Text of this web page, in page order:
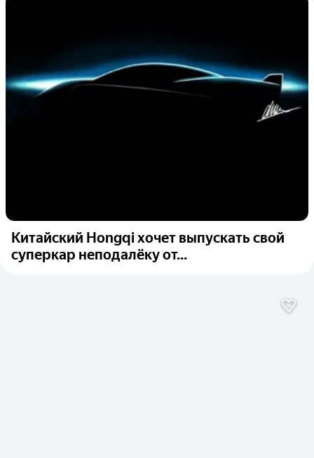
Китайский Hongqi хочет выпускать свой
суперкар неподалёку от...